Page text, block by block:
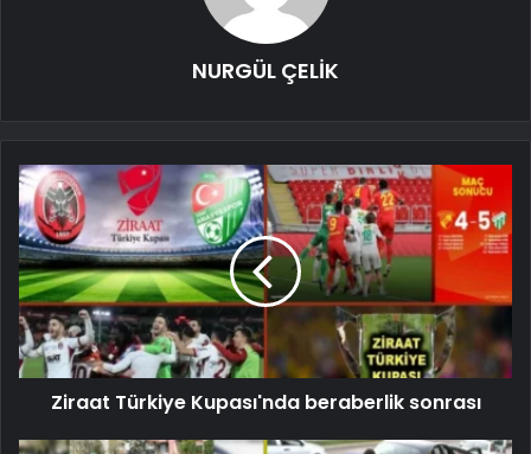
NURGÜL ÇELİK
Ziraat Türkiye Kupası'nda beraberlik sonrası